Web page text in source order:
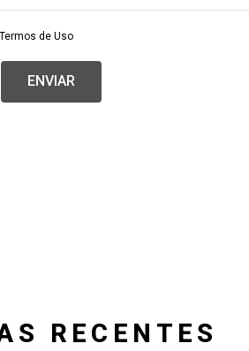
de Uso
ENVIAR
RECENTES